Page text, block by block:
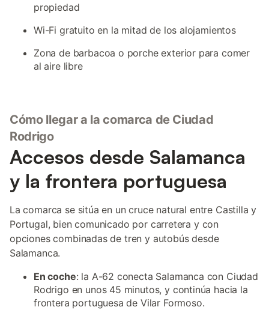
propiedad
Wi-Fi gratuito en la mitad de los alojamientos
Zona de barbacoa o porche exterior para comer
al aire libre
Cómo llegar a la comarca de Ciudad
Rodrigo
Accesos desde Salamanca
y la frontera portuguesa
La comarca se sitúa en un cruce natural entre Castilla y
Portugal, bien comunicado por carretera y con
opciones combinadas de tren y autobús desde
Salamanca.
En coche: la A-62 conecta Salamanca con Ciudad
Rodrigo en unos 45 minutos, y continúa hacia la
frontera portuguesa de Vilar Formoso.